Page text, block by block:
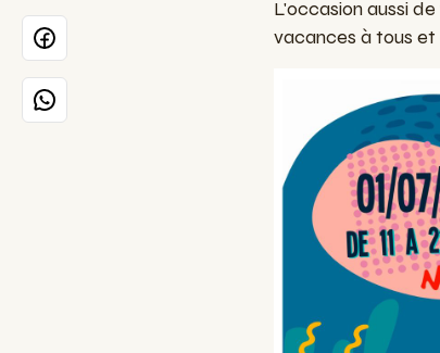
L'occasion aussi
vacances à tous et